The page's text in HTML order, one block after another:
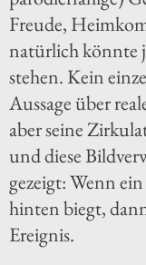
Freude,
natürlich könnte
stehen. Kein
Aussage über
aber seine
und diese
gezeigt: Wenn
hinten biegt,
Ereignis.